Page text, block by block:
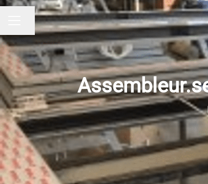
MENU CARRIÈRE
Partager la page